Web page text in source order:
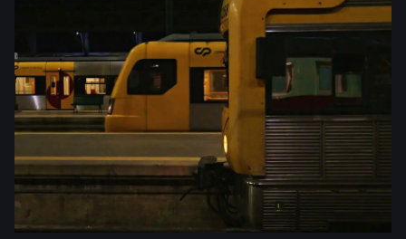
imediatos de preços devido à situação.